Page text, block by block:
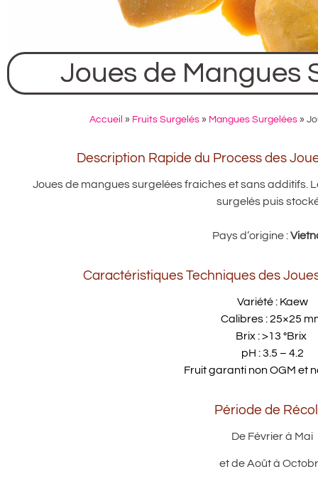
Joues de Mangues
Accueil » Fruits Surgelés» Mangues Surgelées»
Description Rapide du Process des
Joues de mangues surgelées fraiches et sans additifs.
surgelés puis
Pays d’origine :
Caractéristiques Techniques des
Variété : Kaew
Calibres :25×25
Brix : >13 °Brix
pH : 3.5 – 4.2
Fruit garanti non OGM et
Période de
De Février à Mai
et de Août à